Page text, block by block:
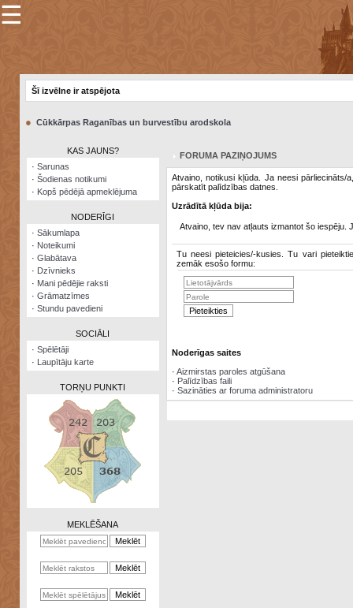
×
Šodienas
notikumi
Visatcera
almanahs
Arhīvs
Zināšanu
kalkulators
☰
Šī izvēlne ir atspējota
● Cūkkārpas Raganības un burvestību arodskola
KAS JAUNS?
· Sarunas
· Šodienas notikumi
· Kopš pēdējā apmeklējuma
NODERĪGI
· Sākumlapa
· Noteikumi
· Glabātava
· Dzīvnieks
· Mani pēdējie raksti
· Grāmatzīmes
· Stundu pavedieni
SOCIĀLI
· Spēlētāji
· Laupītāju karte
TORŅU PUNKTI
MEKLĒŠANA
FORUMA PAZIŅOJUMS
Atvaino, notikusi kļūda. Ja neesi pārliecināts/
pārskatīt palīdzības datnes.
Uzrādītā kļūda bija:
Atvaino, tev nav atļauts izmantot šo iespēju.
Tu neesi pieteicies/-kusies. Tu vari
zemāk esošo formu:
Noderīgas saites
· Aizmirstas paroles atgūšana
· Palīdzības faili
· Sazināties ar foruma administratoru